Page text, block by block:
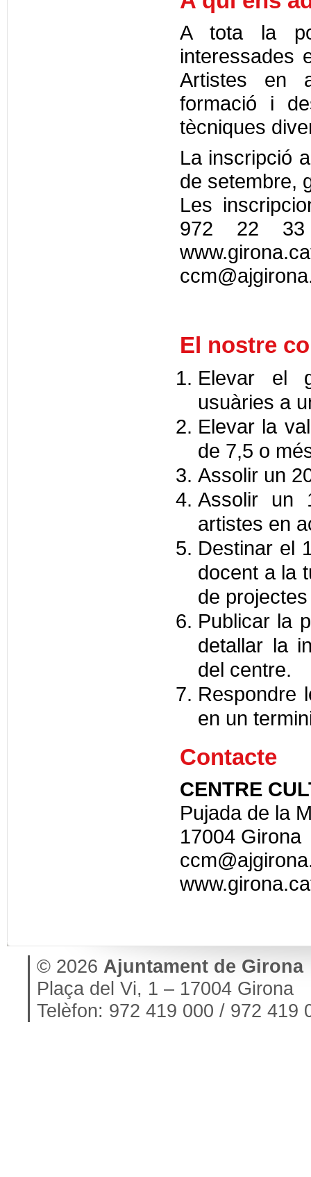
A tota la
interessades
Artistes en
formació i
tècniques
La inscripció
de setembre,
Les
972 22
El nostre
Elevar el
usuàries a
Elevar la
de 7,5 o
Assolir un
Assolir un
artistes en
Destinar el
docent a la
de
Publicar la
detallar la
del centre.
Respondre
en un
Contacte
CENTRE
Pujada de la
17004 Girona
© 2026 Ajuntament de Girona
Plaça del Vi, 1 – 17004 Girona
Telèfon: 972 419 000 / 972 419